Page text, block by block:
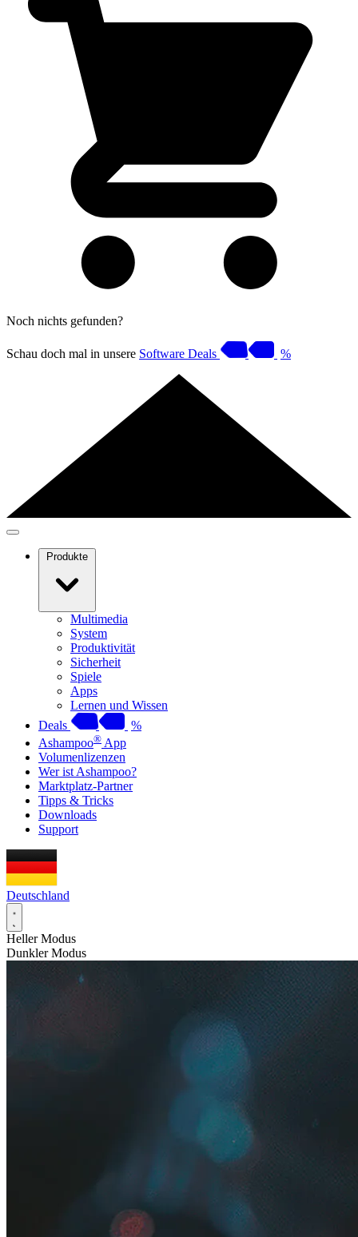
Noch nichts gefunden?
Schau doch mal in unsere Software Deals %
Produkte
Multimedia
System
Produktivität
Sicherheit
Spiele
Apps
Lernen und Wissen
Deals
%
Ashampoo® App
Volumenlizenzen
Wer ist Ashampoo?
Marktplatz-Partner
Tipps & Tricks
Downloads
Support
Deutschland
Heller Modus
Dunkler Modus